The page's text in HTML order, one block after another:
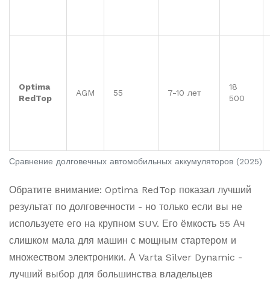
Сравнение долговечных автомобильных аккумуляторов (2025)
Optima
RedTop
AGM 55 7-10 лет
18
500
Обратите внимание: Optima RedTop показал лучший
результат по долговечности - но только если вы не
используете его на крупном SUV. Его ёмкость 55 Ач
слишком мала для машин с мощным стартером и
множеством электроники. А Varta Silver Dynamic -
лучший выбор для большинства владельцев